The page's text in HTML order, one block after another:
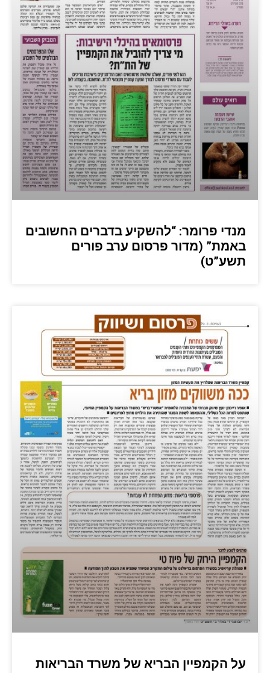
מנדי פרומר: “להשקיע בדברים החשובים
באמת” (מדור פרסום ערב פורים
תשע”ט)
על הקמפיין הבריא של משרד הבריאות